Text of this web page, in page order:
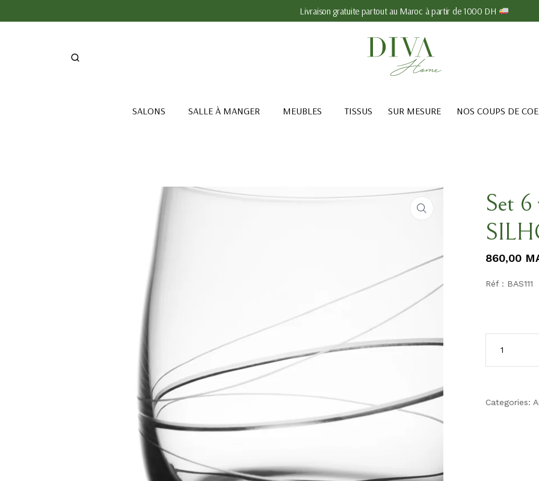
Livraison gratuite partout au Maroc à partir de 1000 DH
SALONS SALLE À MANGER MEUBLES TISSUS SUR MESURE NOS COUPS DE
Set 6
860,00
Réf : BAS111
Categories: